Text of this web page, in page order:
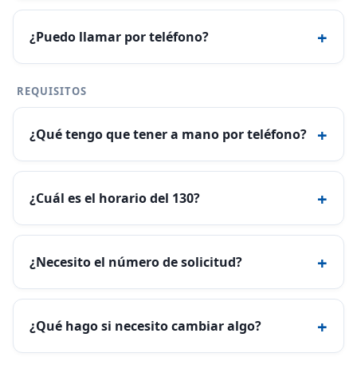
¿Puedo llamar por teléfono? +
REQUISITOS
¿Qué tengo que tener a mano por teléfono? +
¿Cuál es el horario del 130? +
¿Necesito el número de solicitud? +
¿Qué hago si necesito cambiar algo? +